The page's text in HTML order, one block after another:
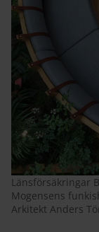
Länsförsäkringar
Mogensens
Arkitekt Anders